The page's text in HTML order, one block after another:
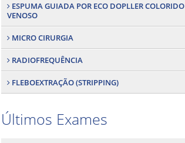
ESPUMA GUIADA POR ECO DOPLLER COLORIDO
VENOSO
MICRO CIRURGIA
RADIOFREQUÊNCIA
FLEBOEXTRAÇÃO (STRIPPING)
Últimos Exames